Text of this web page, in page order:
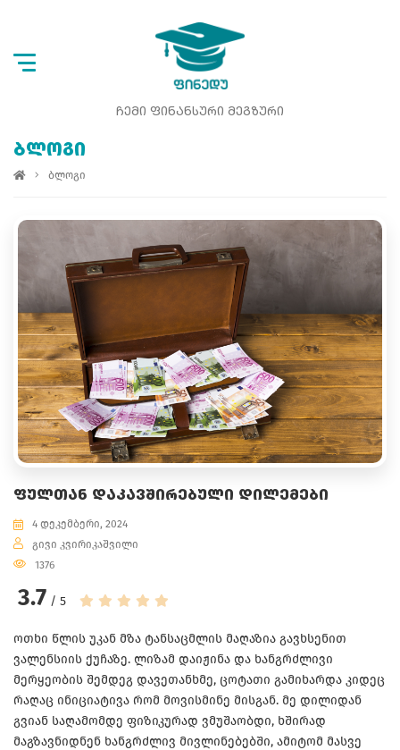
ᲩᲔᲛᲘ ᲤᲘᲜᲐᲜᲡᲣᲠᲘ ᲛᲔᲒᲖᲣᲠᲘ
ᲑᲚᲝᲒᲘ
ბლოგი
ᲤᲣᲚᲗᲐᲜ ᲓᲐᲙᲐᲕᲨᲘᲠᲔᲑᲣᲚᲘ ᲓᲘᲚᲔᲛᲔᲑᲘ
4 დეკემბერი, 2024
გივი კვირიკაშვილი
1376
3.7 / 5
ოთხი წლის უკან მზა ტანსაცმლის მაღაზია გავხსენით
ვალენსიის ქუჩაზე. ლიზამ დაიჟინა და ხანგრძლივი
მერყეობის შემდეგ დავეთანხმე, ცოტათი გამიხარდა კიდეც
რაღაც ინიციატივა რომ მოვისმინე მისგან. მე დილიდან
გვიან საღამომდე ფიზიკურად ვმუშაობდი, ხშირად
მაგზავნიდნენ ხანგრძლივ მივლინებებში, ამიტომ მასვე